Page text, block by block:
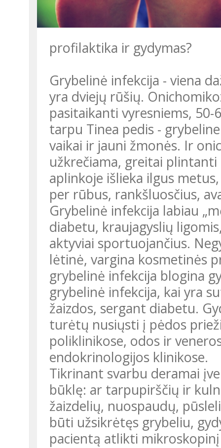
profilaktika ir gydymas?
Grybelinė infekcija - viena dažniausiai pasitaikančių pėdos ligų. Ji
yra dviejų rūšių.
pasitaikanti vyresniems,
tarpu Tinea pedis -
vaikai ir jauni žmonės. Ir
užkrečiama, greitai
aplinkoje išlieka ilgus
per rūbus, rankšluosčius,
Grybelinė infekcija labiau
diabetu, kraujagyslių
aktyviai sportuojančius.
lėtinė, vargina kosmetinės
grybelinė infekcija blogina
grybelinė infekcija, kai yra
žaizdos, sergant diabetu.
turėtų nusiųsti į pėdos
poliklinikose, odos ir
endokrinologijos klinikose.
Tikrinant svarbu deramai
būklę: ar tarpupirščių ir
žaizdelių, nuospaudų,
būti užsikrėtęs grybeliu,
pacientą atlikti